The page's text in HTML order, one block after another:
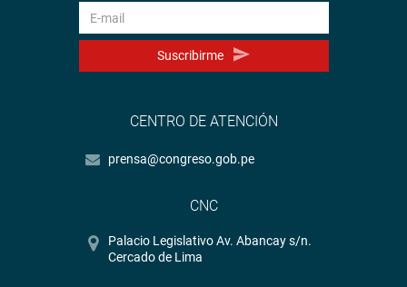
Suscribirme
CENTRO DE ATENCIÓN
prensa@congreso.gob.pe
CNC
Palacio Legislativo Av. Abancay s/n.
Cercado de Lima